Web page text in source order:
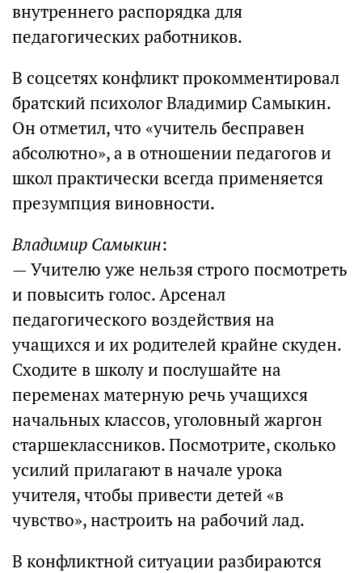
внутреннего распорядка для
педагогических работников.
В соцсетях конфликт прокомментировал
братский психолог Владимир Самыкин.
Он отметил, что «учитель бесправен
абсолютно», а в отношении педагогов и
школ практически всегда применяется
презумпция виновности.
Владимир Самыкин:
— Учителю уже нельзя строго посмотреть
и повысить голос. Арсенал
педагогического воздействия на
учащихся и их родителей крайне скуден.
Сходите в школу и послушайте на
переменах матерную речь учащихся
начальных классов, уголовный жаргон
старшеклассников. Посмотрите, сколько
усилий прилагают в начале урока
учителя, чтобы привести детей «в
чувство», настроить на рабочий лад.
В конфликтной ситуации разбираются